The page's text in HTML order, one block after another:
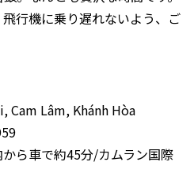
行機に乗り遅れないよう、ご
Cam Lâm, Khánh Hòa
ら車で約45分/カムラン国際